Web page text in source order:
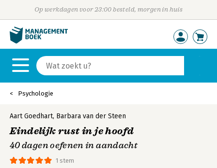
Op werkdagen voor 23:00 besteld, morgen in huis
Psychologie
1 stem
Aart Goedhart, Barbara van der Steen
Eindelijk rust in je hoofd
40 dagen oefenen in aandacht